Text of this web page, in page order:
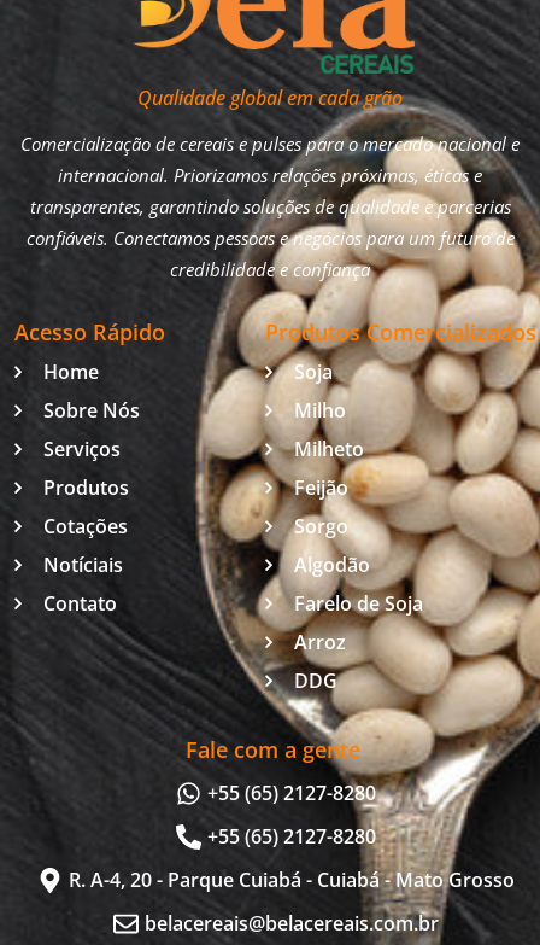
Qualidade global em cada grão
Comercialização de cereais e pulses para o mercado nacional e
internacional. Priorizamos relações próximas, éticas e
transparentes, garantindo soluções de qualidade e parcerias
confiáveis. Conectamos pessoas e negócios para um futuro de
credibilidade e confiança
Acesso Rápido
Home
Sobre Nós
Serviços
Produtos
Cotações
Notíciais
Contato
Produtos Comercializados
Soja
Milho
Milheto
Feijão
Sorgo
Algodão
Farelo de Soja
Arroz
DDG
Fale com a gente
+55 (65) 2127-8280
+55 (65) 2127-8280
R. A-4, 20 - Parque Cuiabá - Cuiabá - Mato Grosso
belacereais@belacereais.com.br